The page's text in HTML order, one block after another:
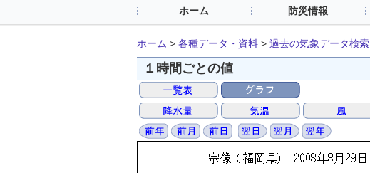
ホーム 防災情報
ホーム > 各種データ・資料 > 過去の気象データ検索
１時間ごとの値